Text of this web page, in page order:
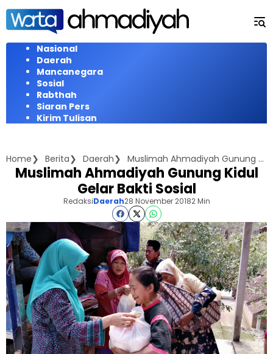
Langsung
konten
Nasional
Daerah
Mancanegara
Sosial
Rabthah
Siaran Pers
Kirim Tulisan
Home Berita Daerah Muslimah Ahmadiyah Gunung Kidul Gelar Bakti Sosial
Muslimah Ahmadiyah Gunung Kidul
Gelar Bakti Sosial
RedaksiDaerah28 November 20182 Min